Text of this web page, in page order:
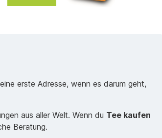
erste Adresse, wenn es darum geht,
aus aller Welt. Wenn du Tee kaufen
Beratung.